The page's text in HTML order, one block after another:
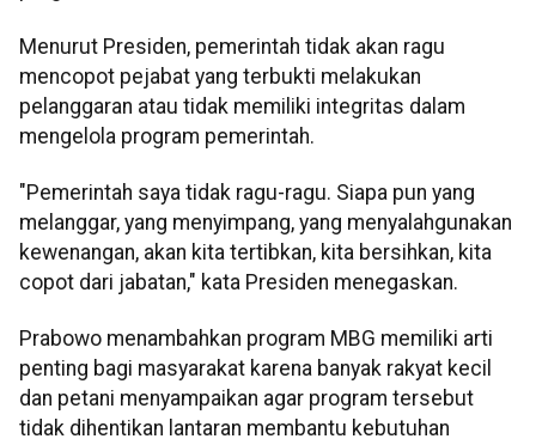
Menurut Presiden, pemerintah tidak akan ragu
mencopot pejabat yang terbukti melakukan
pelanggaran atau tidak memiliki integritas dalam
mengelola program pemerintah.
"Pemerintah saya tidak ragu-ragu. Siapa pun yang
melanggar, yang menyimpang, yang menyalahgunakan
kewenangan, akan kita tertibkan, kita bersihkan, kita
copot dari jabatan," kata Presiden menegaskan.
Prabowo menambahkan program MBG memiliki arti
penting bagi masyarakat karena banyak rakyat kecil
dan petani menyampaikan agar program tersebut
tidak dihentikan lantaran membantu kebutuhan